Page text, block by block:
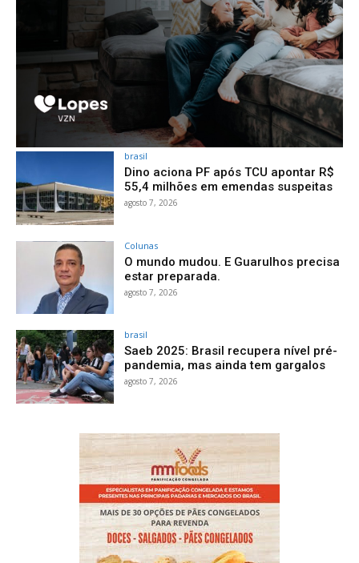
brasil
Dino aciona PF após TCU apontar R$
55,4 milhões em emendas suspeitas
agosto 7, 2026
Colunas
O mundo mudou. E Guarulhos precisa
estar preparada.
agosto 7, 2026
brasil
Saeb 2025: Brasil recupera nível pré-
pandemia, mas ainda tem gargalos
agosto 7, 2026